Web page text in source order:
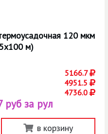
120 мкм
м)
5166.7
4951.5
4736.0
руб за рул
в корзину